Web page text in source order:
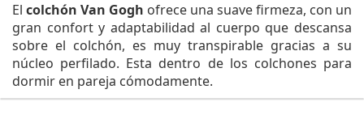
El colchón Van Gogh ofrece una suave firmeza, con un
gran confort y adaptabilidad al cuerpo que descansa
sobre el colchón, es muy transpirable gracias a su
núcleo perfilado. Esta dentro de los colchones para
dormir en pareja cómodamente.